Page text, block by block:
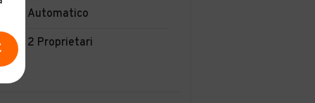
Automatico
2 Proprietari